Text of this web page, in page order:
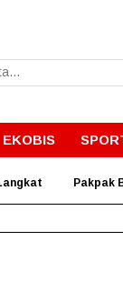
EKOBIS
Pakpak